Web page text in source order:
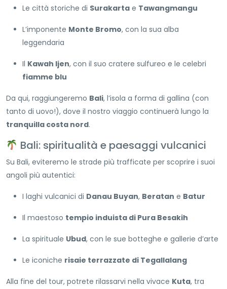
Le città storiche di Surakarta e Tawangmangu
L’imponente Monte Bromo, con la sua alba
leggendaria
Il Kawah Ijen, con il suo cratere sulfureo e le celebri
fiamme blu
Da qui, raggiungeremo Bali, l’isola a forma di gallina (con
tanto di uovo!), dove il nostro viaggio continuerà lungo la
tranquilla costa nord.
Bali: spiritualità e paesaggi vulcanici
Su Bali, eviteremo le strade più trafficate per scoprire i suoi
angoli più autentici:
I laghi vulcanici di Danau Buyan, Beratan e Batur
Il maestoso tempio induista di Pura Besakih
La spirituale Ubud, con le sue botteghe e gallerie d’arte
Le iconiche risaie terrazzate di Tegallalang
Alla fine del tour, potrete rilassarvi nella vivace Kuta, tra